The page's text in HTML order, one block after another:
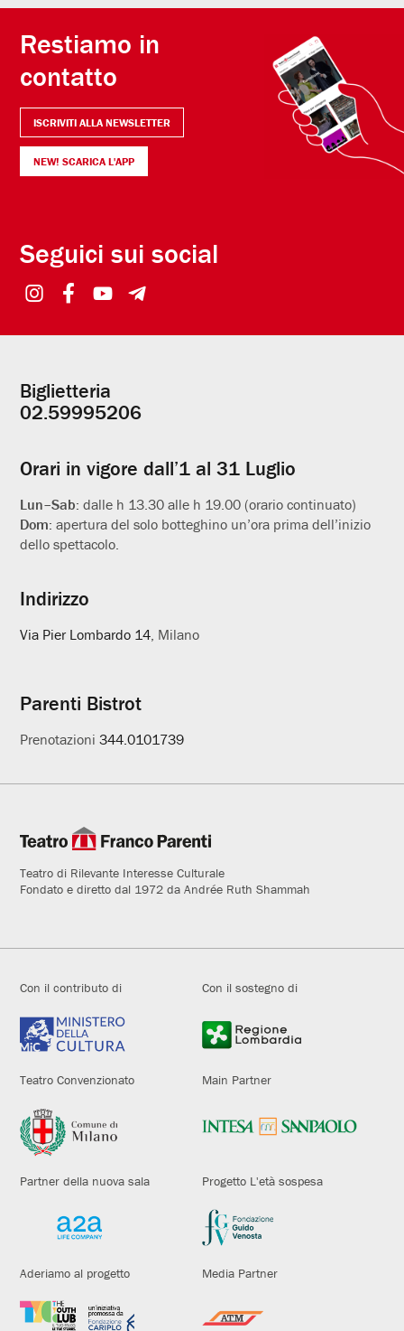
Restiamo in
contatto
ISCRIVITI ALLA NEWSLETTER
NEW! SCARICA L'APP
Seguici sui social
Informazioni
utili
Biglietteria
02.59995206
Orari in vigore dall’1 al 31 Luglio
Lun–Sab:dalle h 13.30 alle h 19.00 (orario continuato)
Dom:apertura del solo botteghino un’ora prima dell’inizio
dello spettacolo.
Indirizzo
Via Pier Lombardo 14, Milano
Parenti Bistrot
Prenotazioni344.0101739
Teatro di Rilevante Interesse Culturale
Fondato e diretto dal 1972 da Andrée Ruth Shammah
Con il contributo di Con il sostegno di
Teatro Convenzionato Main Partner
Partner della nuova sala Progetto L'età sospesa
Aderiamo al progetto Media Partner